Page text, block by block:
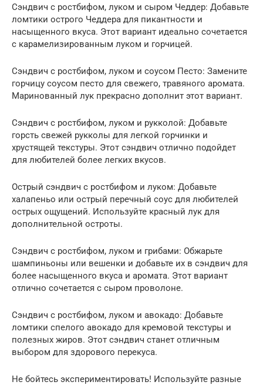
Сэндвич с ростбифом, луком и сыром Чеддер: Добавьте
ломтики острого Чеддера для пикантности и
насыщенного вкуса. Этот вариант идеально сочетается
с карамелизированным луком и горчицей.
Сэндвич с ростбифом, луком и соусом Песто: Замените
горчицу соусом песто для свежего, травяного аромата.
Маринованный лук прекрасно дополнит этот вариант.
Сэндвич с ростбифом, луком и рукколой: Добавьте
горсть свежей рукколы для легкой горчинки и
хрустящей текстуры. Этот сэндвич отлично подойдет
для любителей более легких вкусов.
Острый сэндвич с ростбифом и луком: Добавьте
халапеньо или острый перечный соус для любителей
острых ощущений. Используйте красный лук для
дополнительной остроты.
Сэндвич с ростбифом, луком и грибами: Обжарьте
шампиньоны или вешенки и добавьте их в сэндвич для
более насыщенного вкуса и аромата. Этот вариант
отлично сочетается с сыром проволоне.
Сэндвич с ростбифом, луком и авокадо: Добавьте
ломтики спелого авокадо для кремовой текстуры и
полезных жиров. Этот сэндвич станет отличным
выбором для здорового перекуса.
Не бойтесь экспериментировать! Используйте разные